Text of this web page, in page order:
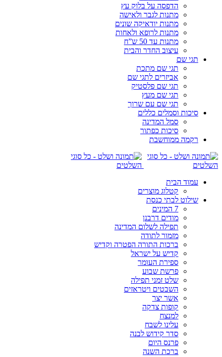
הדפסה על בלוק עץ
מתנות לגבר ולאישה
מתנות יודאיקה שונים
מתנות לרופא ולאחות
מתנות עד 50 ש”ח
עיצוב החדר והבית
תגי שם
תגי שם מתכת
אביזרים לתגי שם
תגי שם פלסטיק
תגי שם מעץ
תגי שם עם שרוך
סיכות וסמלים כללים
סמל המדינה
סיכות כפתור
רקמה ממוחשבת
עמוד הבית
קטלוג מוצרים
שילוט לבתי כנסת
7 המינים
מודים דרבנן
תפילה לשלום המדינה
מזמור לתודה
ברכות התורה הפטרה וקדיש
קדיש על ישראל
ספירת העומר
פרשת שבוע
שלט זמני תפילה
השבטים ויטראזים
אשר יצר
קופות צדקה
למנצח
עלינו לשבח
סדר קידוש לבנה
פרנס היום
ברכת השנה